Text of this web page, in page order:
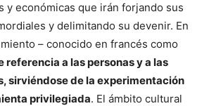
y económicas que irán forjando sus
y delimitando su devenir. En
– conocido en francés como
referencia a las personas y a las
sirviéndose de la experimentación
privilegiada. El ámbito cultural